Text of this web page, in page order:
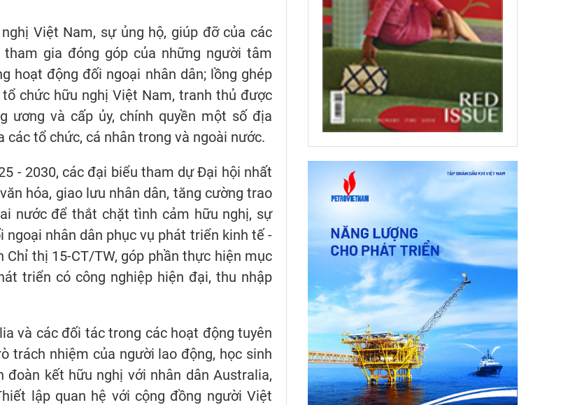
Việt Nam, sự ủng hộ, giúp đỡ của các
gia đóng góp của những người tâm
hoạt động đối ngoại nhân dân; lồng ghép
chức hữu nghị Việt Nam, tranh thủ được
ương và cấp ủy, chính quyền một số địa
tổ chức, cá nhân trong và ngoài nước.
- 2030, các đại biểu tham dự Đại hội nhất
hóa, giao lưu nhân dân, tăng cường trao
nước để thắt chặt tình cảm hữu nghị, sự
nhân dân phục vụ phát triển kinh tế -
thị 15-CT/TW, góp phần thực hiện mục
triển có công nghiệp hiện đại, thu nhập
và các đối tác trong các hoạt động tuyên
trách nhiệm của người lao động, học sinh
kết hữu nghị với nhân dân Australia,
lập quan hệ với cộng đồng người Việt